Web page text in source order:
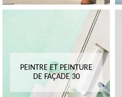
PEINTRE ET PEINTURE
DE FAÇADE 30